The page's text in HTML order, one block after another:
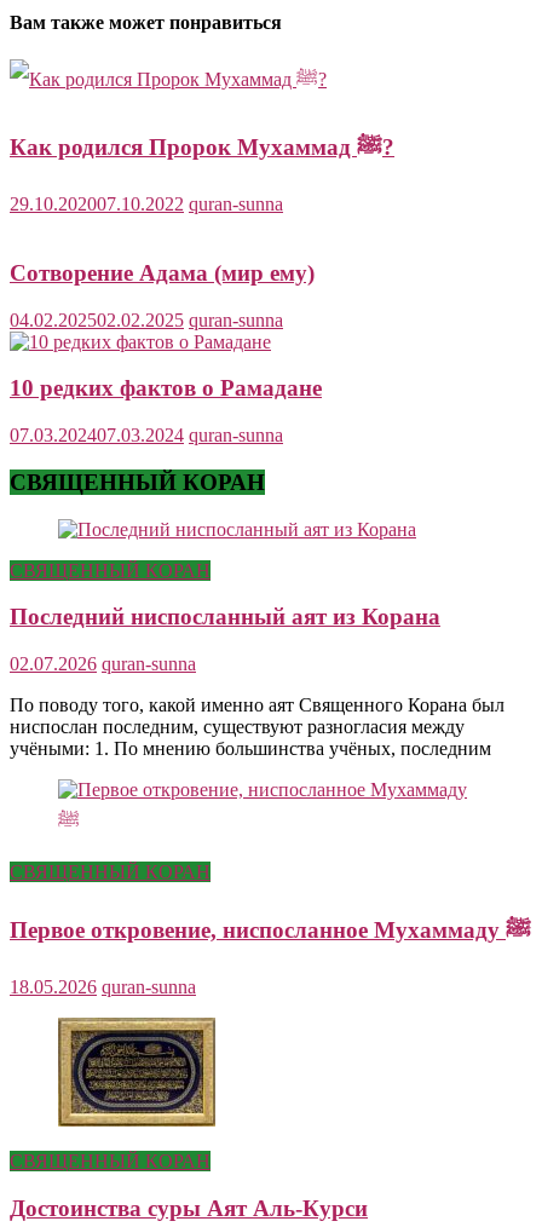
Вам также может понравиться
Как родился Пророк Мухаммад ﷺ?
29.10.202007.10.2022 quran-sunna
Сотворение Адама (мир ему)
04.02.202502.02.2025 quran-sunna
10 редких фактов о Рамадане
07.03.202407.03.2024 quran-sunna
СВЯЩЕННЫЙ КОРАН
СВЯЩЕННЫЙ КОРАН
Последний ниспосланный аят из Корана
02.07.2026 quran-sunna
По поводу того, какой именно аят Священного Корана был
ниспослан последним, существуют разногласия между
учёными: 1. По мнению большинства учёных, последним
СВЯЩЕННЫЙ КОРАН
Первое откровение, ниспосланное Мухаммаду ﷺ
18.05.2026 quran-sunna
СВЯЩЕННЫЙ КОРАН
Достоинства суры Аят Аль-Курси